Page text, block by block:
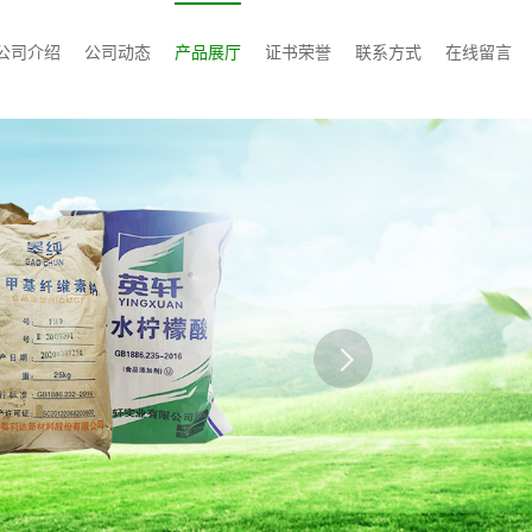
司介绍 公司动态 产品展厅 证书荣誉 联系方式 在线留言